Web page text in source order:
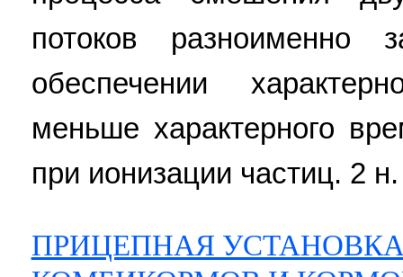
потоков
обеспечении
меньше характерного
при ионизации частиц. 2
ПРИЦЕПНАЯ